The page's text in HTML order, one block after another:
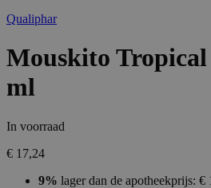
Qualiphar
Mouskito Tropical
ml
In voorraad
€ 17,24
9% lager dan de apotheekprijs: €